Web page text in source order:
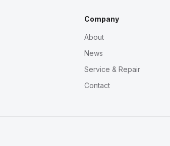
Company
About
News
Service & Repair
Contact